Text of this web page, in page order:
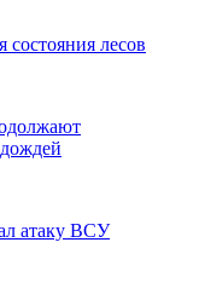
лесов
атаку ВСУ